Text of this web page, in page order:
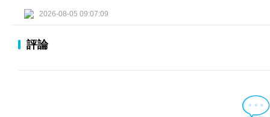
2026-08-05 09:07:09
評論